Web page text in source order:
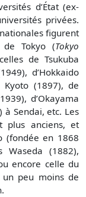
d’État (ex-
privées.
figurent
de Tokyo (Tokyo
de Tsukuba
d’Hokkaido
(1897), de
d’Okayama
à Sendai, etc. Les
plus anciens, et
(fondée en 1868
Waseda (1882),
encore celle du
un peu moins de